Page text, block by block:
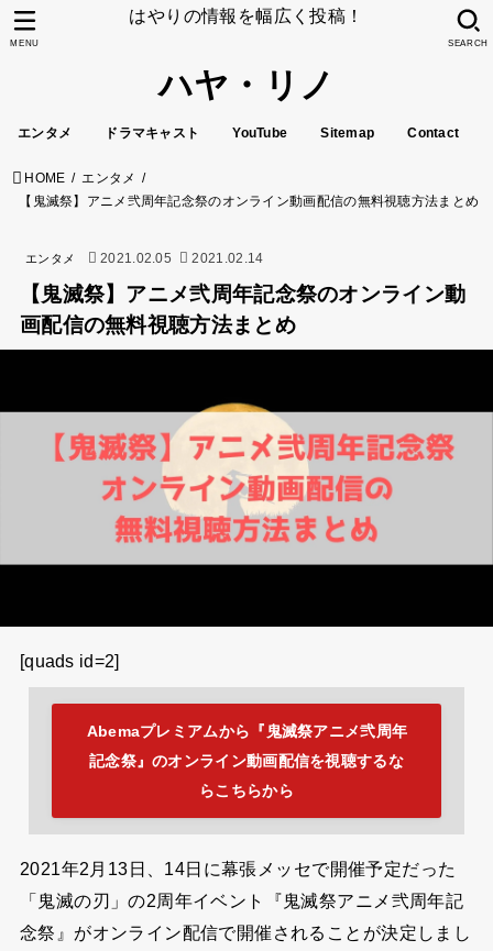
はやりの情報を幅広く投稿！
ハヤ・リノ
エンタメ ドラマキャスト YouTube Sitemap Contact
SEARCH
MENU
HOME
エンタメ
【鬼滅祭】アニメ弐周年記念祭のオンライン動画配信の無料視聴方法まとめ
エンタメ 2021.02.05 2021.02.14
【鬼滅祭】アニメ弐周年記念祭のオンライン動
画配信の無料視聴方法まとめ
[quads id=2]
Abemaプレミアムから『鬼滅祭アニメ弐周年
記念祭』のオンライン動画配信を視聴するな
らこちらから
2021年2月13日、14日に幕張メッセで開催予定だった
「鬼滅の刃」の2周年イベント『鬼滅祭アニメ弐周年記
念祭』がオンライン配信で開催されることが決定しまし